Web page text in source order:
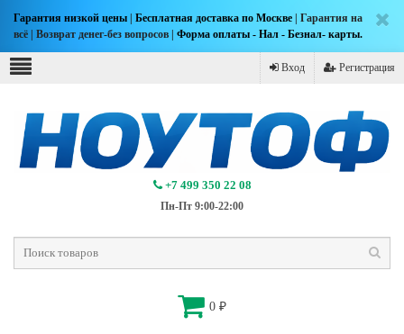
Гарантия низкой цены Бесплатная доставка по Москве | Гарантия на
всё | Возврат денег-без вопросов | Форма оплаты - Нал - Безнал- карты.
Вход Регистрация
+7 499 350 22 08
Пн-Пт 9:00-22:00
0 ₽